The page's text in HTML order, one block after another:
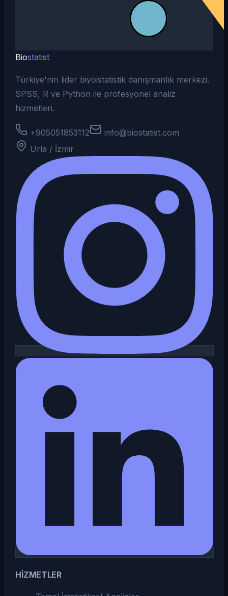
Biostatist
Türkiye'nin lider biyoistatistik danışmanlık merkezi.
SPSS, R ve Python ile profesyonel analiz
hizmetleri.
+905051853112
info@biostatist.com
Urla / İzmir
HİZMETLER